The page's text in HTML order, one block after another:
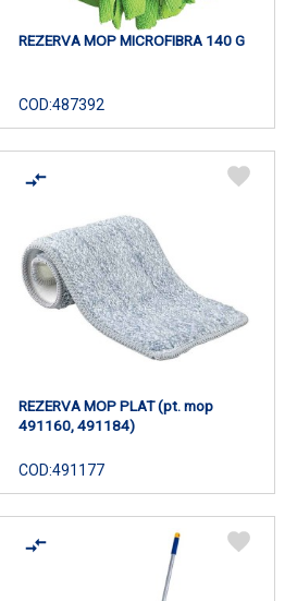
REZERVA MOP MICROFIBRA 140 G
COD:487392
REZERVA MOP PLAT (pt. mop
491160, 491184)
COD:491177